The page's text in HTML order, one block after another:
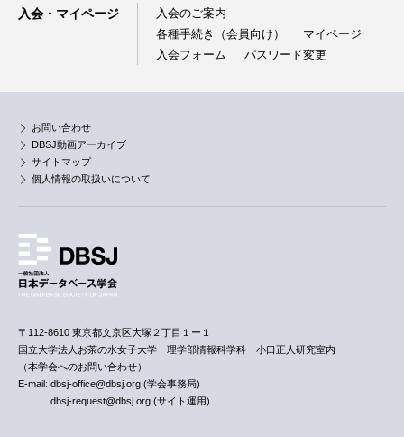
入会・マイページ
入会のご案内
各種手続き（会員向け）
マイページ
入会フォーム
パスワード変更
お問い合わせ
DBSJ動画アーカイブ
サイトマップ
個人情報の取扱いについて
〒112-8610 東京都文京区大塚２丁目１ー１
国立大学法人お茶の水女子大学 理学部情報科学科 小口正人研究室内
（本学会へのお問い合わせ）
E-mail: dbsj-office@dbsj.org (学会事務局)
dbsj-request@dbsj.org (サイト運用)